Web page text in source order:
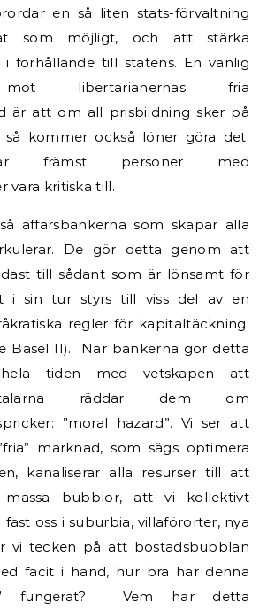
en så liten stats-förvaltning
som möjligt, och att stärka
i förhållande till statens. En vanlig
mot libertarianernas fria
är att om all prisbildning sker på
så kommer också löner göra det.
främst personer med
vara kritiska till.
affärsbankerna som skapar alla
De gör detta genom att
till sådant som är lönsamt för
i sin tur styrs till viss del av en
regler för kapitaltäckning:
Basel II). När bankerna gör detta
tiden med vetskapen att
räddar dem om
”moral hazard”. Vi ser att
marknad, som sägs optimera
kanaliserar alla resurser till att
bubblor, att vi kollektivt
oss i suburbia, villaförorter, nya
vi tecken på att bostadsbubblan
facit i hand, hur bra har denna
fungerat? Vem har detta